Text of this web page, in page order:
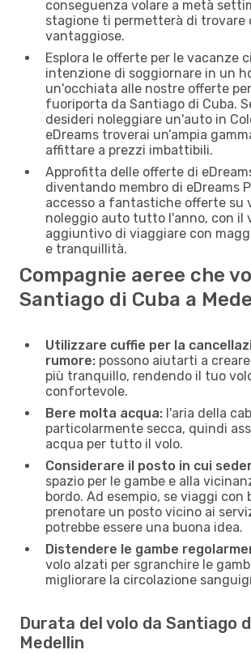
conseguenza volare a metà
stagione ti permetterà di trovare
vantaggiose.
Esplora le offerte per le vacanze
intenzione di soggiornare in un
un'occhiata alle nostre offerte
fuoriporta da Santiago di Cuba.
desideri noleggiare un'auto in
eDreams troverai un’ampia
affittare a prezzi imbattibili.
Approfitta delle offerte di
diventando membro di eDreams
accesso a fantastiche offerte su
noleggio auto tutto l'anno, con il
aggiuntivo di viaggiare con
e tranquillità.
Compagnie aeree che
Santiago di Cuba a
Utilizzare cuffie per la
rumore: possono aiutarti a
più tranquillo, rendendo il tuo
confortevole.
Bere molta acqua: l'aria della
particolarmente secca, quindi
acqua per tutto il volo.
Considerare il posto in cui
spazio per le gambe e alla
bordo. Ad esempio, se viaggi con
prenotare un posto vicino ai
potrebbe essere una buona idea.
Distendere le gambe
volo alzati per sgranchire le
migliorare la circolazione
Durata del volo da Santiago
Medellin